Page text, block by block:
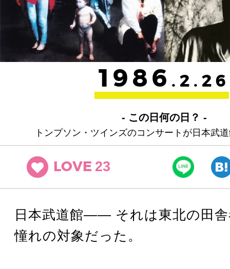
1986 .2.26
- この日何の日？ -
トンプソン・ツインズのコンサートが日本武
LOVE 23
日本武道館―― それは東北の田
憧れの対象だった。